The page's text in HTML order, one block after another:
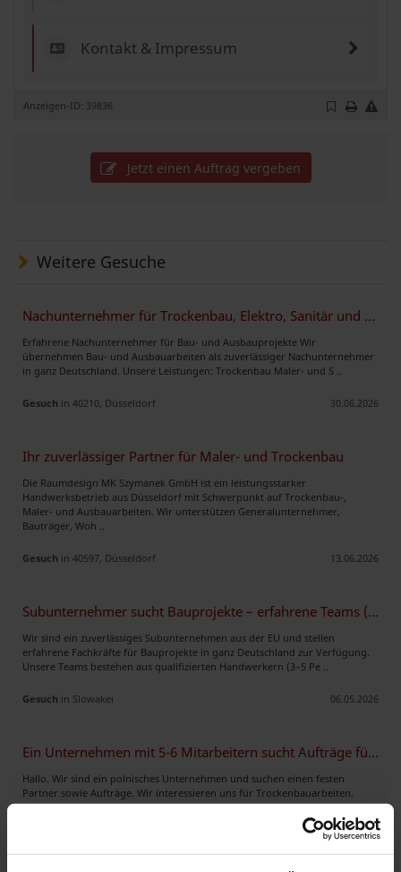
Kontakt & Impressum
Anzeigen-ID: 39836
Jetzt einen Auftrag vergeben
Weitere Gesuche
Nachunternehmer für Trockenbau, Elektro, Sanitär und Innenausbau
Erfahrene Nachunternehmer für Bau- und Ausbauprojekte Wir
übernehmen Bau- und Ausbauarbeiten als zuverlässiger Nachunternehmer
in ganz Deutschland. Unsere Leistungen: Trockenbau Maler- und S ..
Gesuch in 40210, Düsseldorf 30.06.2026
Ihr zuverlässiger Partner für Maler- und Trockenbau
Die Raumdesign MK Szymanek GmbH ist ein leistungsstarker
Handwerksbetrieb aus Düsseldorf mit Schwerpunkt auf Trockenbau-,
Maler- und Ausbauarbeiten. Wir unterstützen Generalunternehmer,
Bauträger, Woh ..
Gesuch in 40597, Düsseldorf 13.06.2026
Subunternehmer sucht Bauprojekte – erfahrene Teams (Elektro, Trockenba
Wir sind ein zuverlässiges Subunternehmen aus der EU und stellen
erfahrene Fachkräfte für Bauprojekte in ganz Deutschland zur Verfügung.
Unsere Teams bestehen aus qualifizierten Handwerkern (3–5 Pe ..
Gesuch in Slowakei 06.05.2026
Ein Unternehmen mit 5-6 Mitarbeitern sucht Aufträge für Trockenbauarbe
Hallo. Wir sind ein polnisches Unternehmen und suchen einen festen
Partner sowie Aufträge. Wir interessieren uns für Trockenbauarbeiten.
Stücklohn ist uns am liebsten. Wir können Anfang Juni losfahren ..
04.05.2026